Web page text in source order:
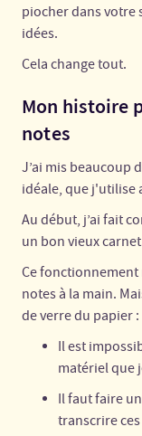
piocher dans votre
idées.
Cela change tout.
Mon histoire
notes
J’ai mis beaucoup
idéale, que j'utilise
Au début, j’ai fait
un bon vieux
Ce fonctionnement
notes à la main.
de verre du papier :
Il est
matériel que
Il faut faire
transcrire